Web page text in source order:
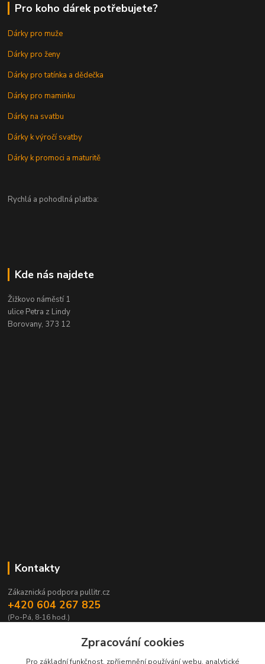
Pro koho dárek potřebujete?
Dárky pro muže
Dárky pro ženy
Dárky pro tatínka a dědečka
Dárky pro maminku
Dárky na svatbu
Dárky k výročí svatby
Dárky k promoci a maturitě
Rychlá a pohodlná platba:
Kde nás najdete
Žižkovo náměstí 1
ulice Petra z Lindy
Borovany, 373 12
Kontakty
Zákaznická podpora pullitr.cz
+420 604 267 825
(Po-Pá, 8-16 hod.)
Zpracování cookies
Pro základní funkčnost, zpříjemnění používání webu, analytické